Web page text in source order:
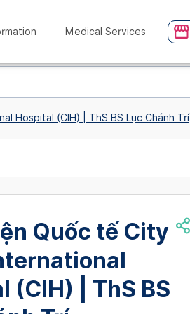
Medical Services
Hospital (CIH) | ThS BS Lục Chánh Trí
Quốc tế City
(CIH) | ThS BS